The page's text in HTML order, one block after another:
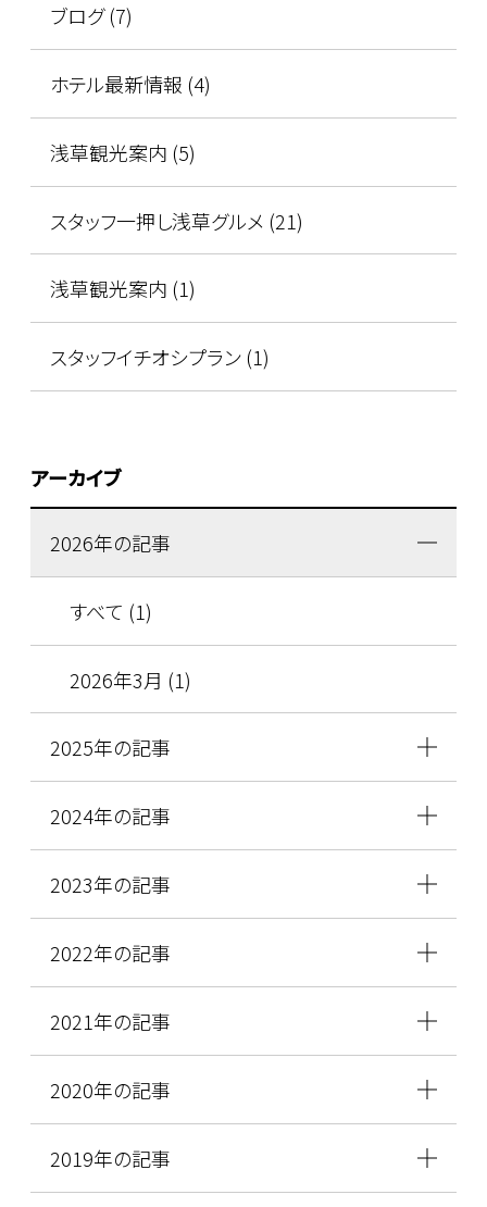
ブログ (7)
ホテル最新情報 (4)
浅草観光案内 (5)
スタッフ一押し浅草グルメ (21)
浅草観光案内 (1)
スタッフイチオシプラン (1)
アーカイブ
2026年の記事
すべて (1)
2026年3月 (1)
2025年の記事
2024年の記事
2023年の記事
2022年の記事
2021年の記事
2020年の記事
2019年の記事